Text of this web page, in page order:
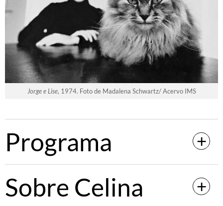
Jorge e Lise, 1974. Foto de Madalena Schwartz/ Acervo IMS
Programa
Sobre Celina